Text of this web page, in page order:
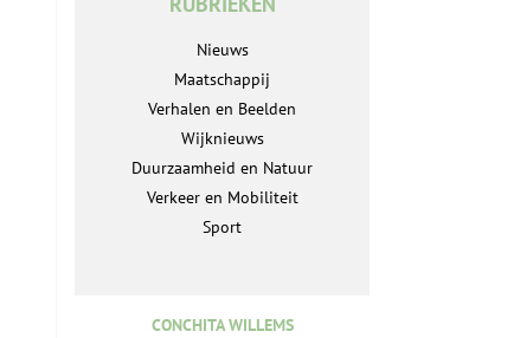
Nieuws
Maatschappij
Verhalen en Beelden
Wijknieuws
Duurzaamheid en Natuur
Verkeer en Mobiliteit
Sport
CONCHITA WILLEMS